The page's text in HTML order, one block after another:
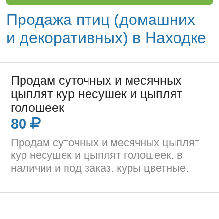
Продажа птиц (домашних
и декоративных) в Находке
Продам суточных и месячных
цыплят кур несушек и цыплят
голошеек
80
Продам суточных и месячных цыплят
кур несушек и цыплят голошеек. в
наличии и под заказ. куры цветные.